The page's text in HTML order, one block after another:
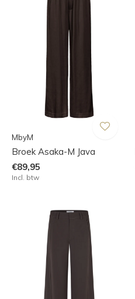
MbyM
Broek Asaka-M Java
€89,95
Incl. btw